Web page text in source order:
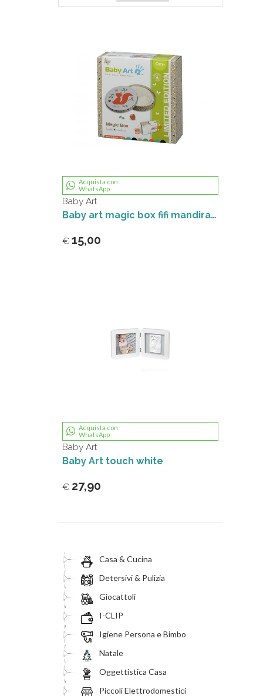
Acquista con
WhatsApp
Baby Art
Baby art magic box fifi mandirac dorel
€ 15,00
Acquista con
WhatsApp
Baby Art
Baby Art touch white
€ 27,90
Casa & Cucina
Detersivi & Pulizia
Giocattoli
I-CLIP
Igiene Persona e Bimbo
Natale
Oggettistica Casa
Piccoli Elettrodomestici